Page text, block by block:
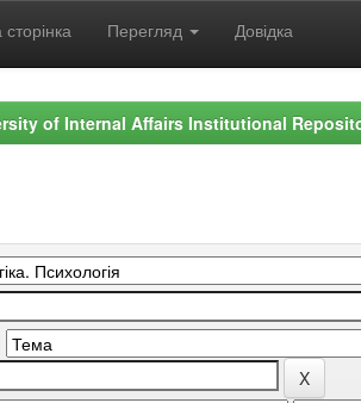
Перегляд Довідка
of Internal Affairs Institutional